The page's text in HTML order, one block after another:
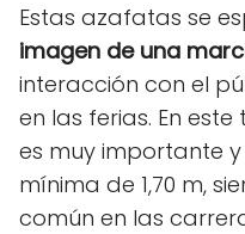
Estas azafatas se
imagen de una
interacción con el
en las ferias. En
es muy importante
mínima de 1,70 m,
común en las